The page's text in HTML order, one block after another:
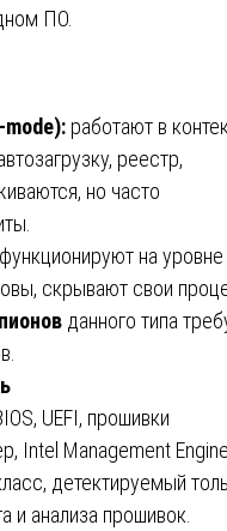
ПО.
mode): работают в
реестр,
но часто
функционируют на
скрывают свои
данного типа
UEFI, прошивки
Intel Management
детектируемый
и анализа прошивок.